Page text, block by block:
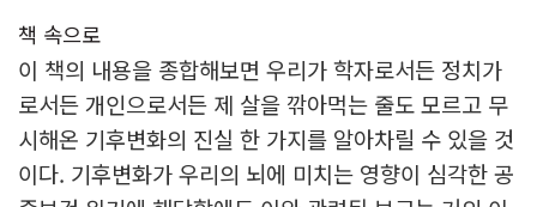
2장 인지: 뇌는 자연에 스며들어 있다
무더운 곳에서 나타난 뇌의 이상 신호 | 폭염과 대기오
염으로 인한 인지능력 저하 | 폭등하는 기온 앞에서 객
관적 판단은 허상일 뿐 | 폭염에서 살아남기 위해 멍청
해지는 뇌 | 환경에 민감한 생물학적 유기체 | 기후 손상
책 속으로
이 책의 내용을 종합해보면 우리가 학자로서든 정치가
로서든 개인으로서든 제 살을 깎아먹는 줄도 모르고 무
시해온 기후변화의 진실 한 가지를 알아차릴 수 있을 것
이다. 기후변화가 우리의 뇌에 미치는 영향이 심각한 공